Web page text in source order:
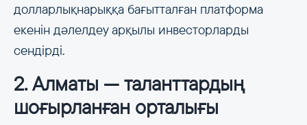
долларлықнарыққа бағытталған платформа
екенін дәлелдеу арқылы инвесторларды
сендірді.
2. Алматы — таланттардың
шоғырланған орталығы